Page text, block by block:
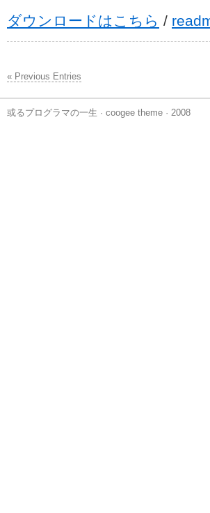
ダウンロードはこちら /
« Previous Entries
或るプログラマの一生 · coogee theme · 2008